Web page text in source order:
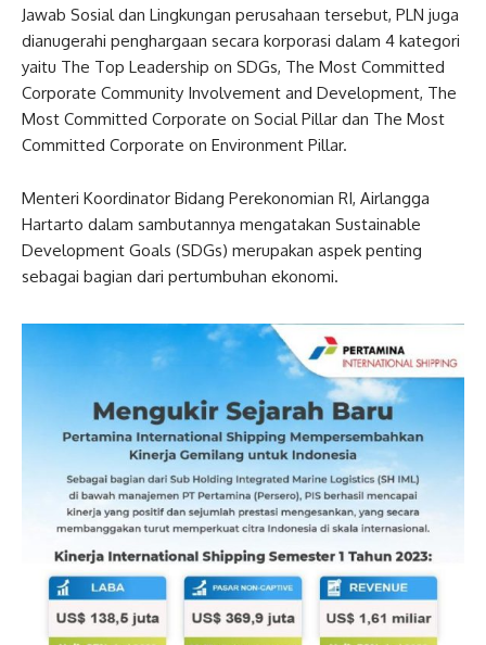
Jawab Sosial dan Lingkungan perusahaan tersebut, PLN juga
dianugerahi penghargaan secara korporasi dalam 4 kategori
yaitu The Top Leadership on SDGs, The Most Committed
Corporate Community Involvement and Development, The
Most Committed Corporate on Social Pillar dan The Most
Committed Corporate on Environment Pillar.
Menteri Koordinator Bidang Perekonomian RI, Airlangga
Hartarto dalam sambutannya mengatakan Sustainable
Development Goals (SDGs) merupakan aspek penting
sebagai bagian dari pertumbuhan ekonomi.